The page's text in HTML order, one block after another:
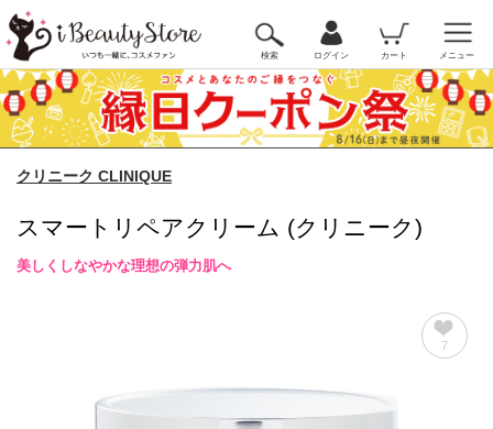
検索 ログイン カート メニュー
クリニーク CLINIQUE
スマートリペアクリーム (クリニーク)
美しくしなやかな理想の弾力肌へ
7